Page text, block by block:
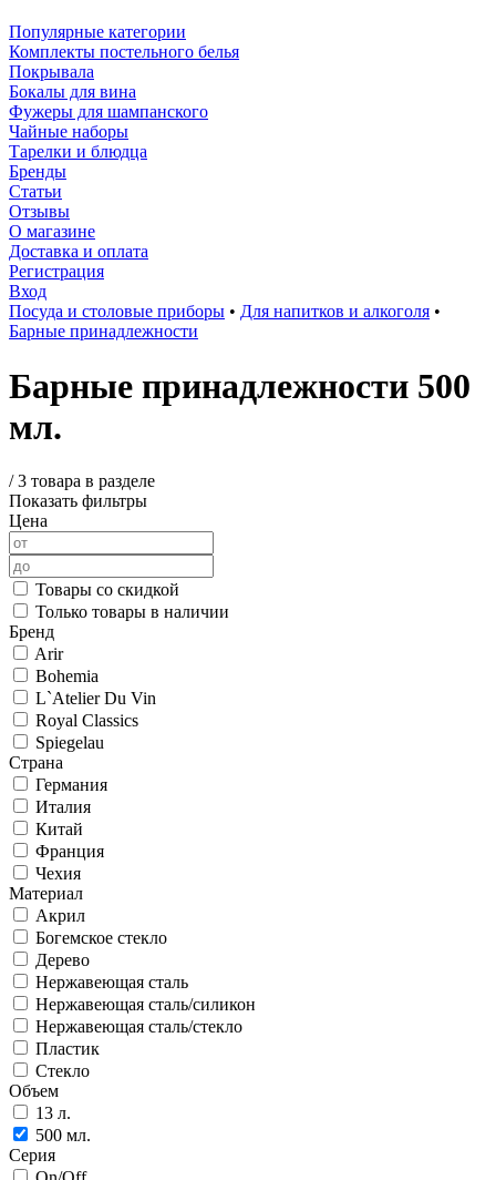
Популярные категории
Комплекты постельного белья
Покрывала
Бокалы для вина
Фужеры для шампанского
Чайные наборы
Тарелки и блюдца
Бренды
Статьи
Отзывы
О магазине
Доставка и оплата
Регистрация
Вход
Посуда и столовые приборы • Для напитков и алкоголя •
Барные принадлежности
Барные принадлежности 500
мл.
/3 товара в разделе
Показать фильтры
Цена
Товары со скидкой
Только товары в наличии
Бренд
Arir
Bohemia
L`Atelier Du Vin
Royal Classics
Spiegelau
Страна
Германия
Италия
Китай
Франция
Чехия
Материал
Акрил
Богемское стекло
Дерево
Нержавеющая сталь
Нержавеющая сталь/силикон
Нержавеющая сталь/стекло
Пластик
Стекло
Объем
13 л.
500 мл.
Серия